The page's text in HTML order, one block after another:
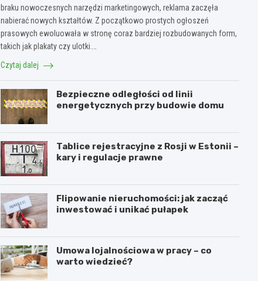
braku nowoczesnych narzędzi marketingowych, reklama zaczęła
nabierać nowych kształtów. Z początkowo prostych ogłoszeń
prasowych ewoluowała w stronę coraz bardziej rozbudowanych form,
takich jak plakaty czy ulotki.…
Czytaj dalej
Bezpieczne odległości od linii
energetycznych przy budowie domu
Tablice rejestracyjne z Rosji w Estonii –
kary i regulacje prawne
Flipowanie nieruchomości: jak zacząć
inwestować i unikać pułapek
Umowa lojalnościowa w pracy – co
warto wiedzieć?